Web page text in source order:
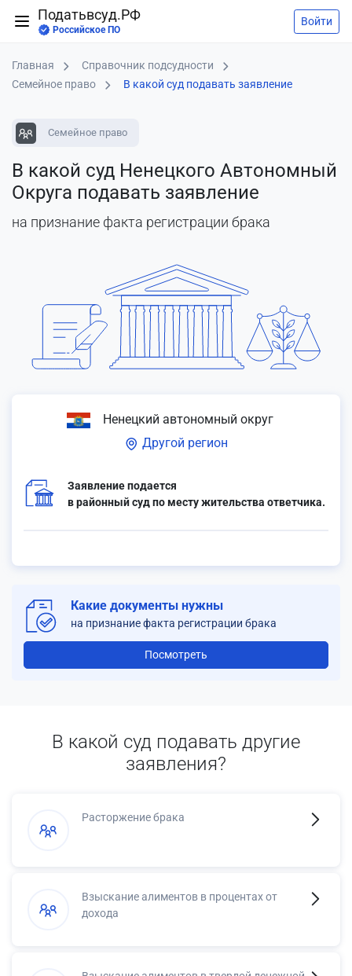
Податьвсуд.РФ
Российское ПО
Войти
Главная
Справочник подсудности
Семейное право
В какой суд подавать заявление
Семейное право
В какой суд Ненецкого Автономный
Округа подавать заявление
на признание факта регистрации брака
Ненецкий автономный округ
Другой регион
Заявление подается
в районный суд по месту жительства ответчика.
Какие документы нужны
на признание факта регистрации брака
Посмотреть
В какой суд подавать другие
заявления?
Расторжение брака
Взыскание алиментов в процентах от
дохода